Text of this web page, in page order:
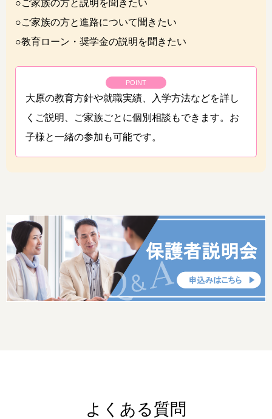
○ご家族の方と説明を聞きたい
○ご家族の方と進路について聞きたい
○教育ローン・奨学金の説明を聞きたい
POINT
大原の教育方針や就職実績、入学方法などを詳し
くご説明、ご家族ごとに個別相談もできます。お
子様と一緒の参加も可能です。
よくある質問